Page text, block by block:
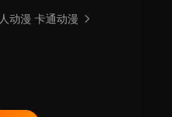
动漫 卡通动漫